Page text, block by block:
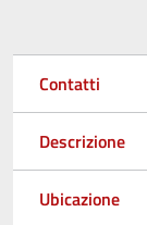
Contatti
Descrizione
Ubicazione